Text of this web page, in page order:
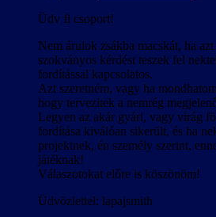
Üdv fi csoport!
Nem árulok zsákba macskát, ha
szokványos kérdést teszek fel
fordítással kapcsolatos.
Azt szeretném, vagy ha
hogy tervezitek a nemrég
Legyen az akár gyári, vagy virág
fordítása kiválóan sikerült, és ha
projektnek, én személy szerint,
játéknak!
Válaszotokat előre is köszönöm!
Üdvözlettel: lapajsmith